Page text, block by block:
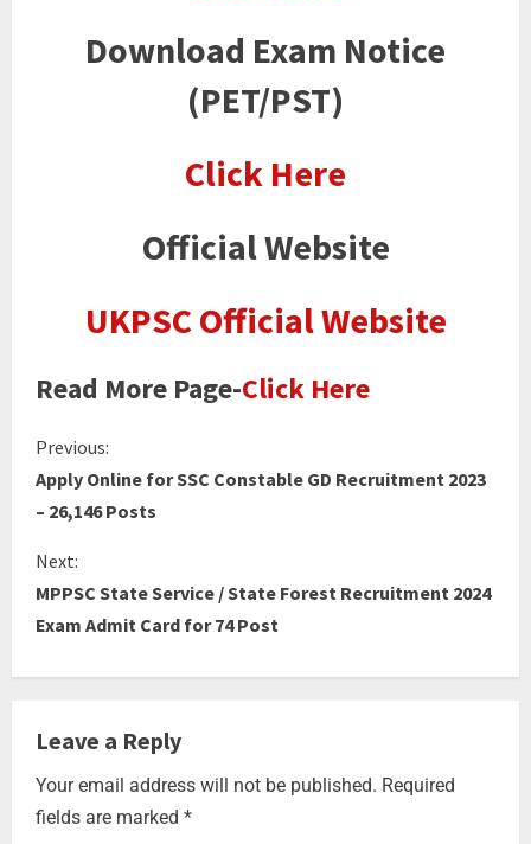
Download Exam Notice
(PET/PST)
Click Here
Official Website
UKPSC Official Website
Read More Page-Click Here
Previous:
Apply Online for SSC Constable GD Recruitment 2023
– 26,146 Posts
Next:
MPPSC State Service / State Forest Recruitment 2024
Exam Admit Card for 74 Post
Leave a Reply
Your email address will not be published. Required
fields are marked *